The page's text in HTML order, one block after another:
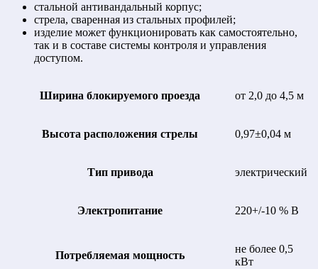
стальной антивандальный корпус;
стрела, сваренная из стальных профилей;
изделие может функционировать как самостоятельно,
так и в составе системы контроля и управления
доступом.
Ширина блокируемого проезда от 2,0 до 4,5 м
Высота расположения стрелы 0,97±0,04 м
Тип привода электрический
Электропитание 220+/-10 % В
Потребляемая мощность
не более 0,5
кВт